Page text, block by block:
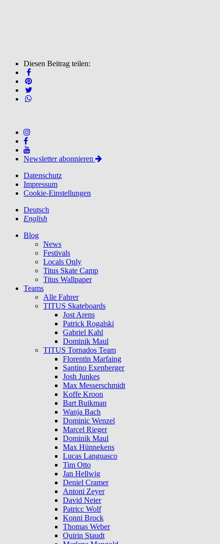
Diesen Beitrag teilen:
Newsletter abonnieren
Datenschutz
Impressum
Cookie-Einstellungen
Deutsch
English
Blog
News
Festivals
Locals Only
Titus Skate Camp
Titus Wallpaper
Teams
Alle Fahrer
TITUS Skateboards
Jost Arens
Patrick Rogalski
Gabriel Kahl
Dominik Maul
TITUS Tornados Team
Florentin Marfaing
Santino Exenberger
Josh Junkes
Max Messerschmidt
Koffe Kroon
Bart Buikman
Wanja Bach
Dominic Wenzel
Marcel Rieger
Dominik Maul
Max Hünnekens
Lucas Languasco
Tim Otto
Jan Hellwig
Deniel Cramer
Antoni Zeyer
David Neier
Patricc Wolf
Konni Brock
Thomas Weber
Quirin Staudt